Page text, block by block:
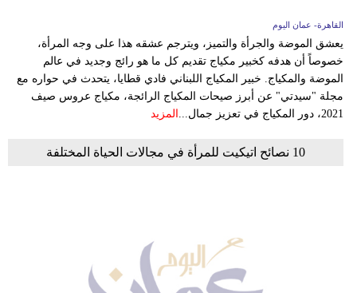
القاهرة- عمان اليوم
يعشق الموضة والجرأة والتميز، ويترجم عشقه هذا على وجه المرأة،
خصوصاً أن هدفه كخبير مكياج تقديم كل ما هو رائج وجديد في عالم
الموضة والمكياج. خبير المكياج اللبناني فادي قطايا، يتحدث في حواره مع
مجلة "سيدتي" عن أبرز صيحات المكياج الرائجة، مكياج عروس صيف
2021، دور المكياج في تعزيز جمال...
المزيد
10 نصائح اتيكيت للمرأة في مجالات الحياة المختلفة